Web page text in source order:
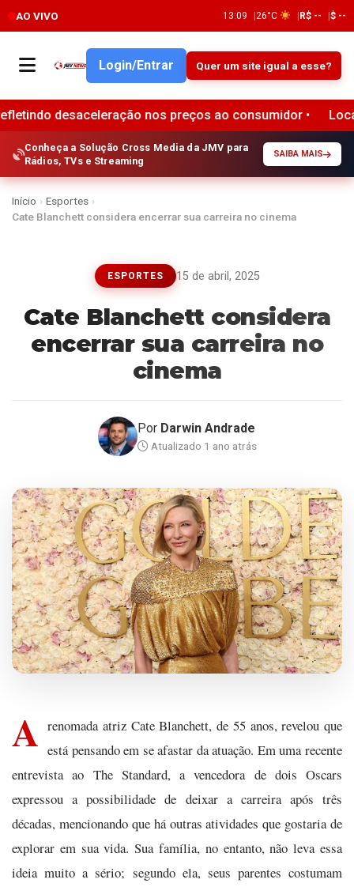
AO VIVO 13:09 26°C R$ -- $ --
Login/Entrar Quer um site igual a esse?
nos preços ao consumidor • Localiza registra
Conheça a Solução Cross Media da JMV para
Rádios, TVs e Streaming
SAIBA MAIS
Início › Esportes ›
Cate Blanchett considera encerrar sua carreira no cinema
ESPORTES 15 de abril, 2025
Cate Blanchett considera
encerrar sua carreira no
cinema
Por Darwin Andrade
Atualizado 1 ano atrás
A renomada atriz Cate Blanchett, de 55 anos, revelou que
está pensando em se afastar da atuação. Em uma recente
entrevista ao The Standard, a vencedora de dois Oscars
expressou a possibilidade de deixar a carreira após três
décadas, mencionando que há outras atividades que gostaria de
explorar em sua vida. Sua família, no entanto, não leva essa
ideia muito a sério; segundo ela, seus parentes costumam